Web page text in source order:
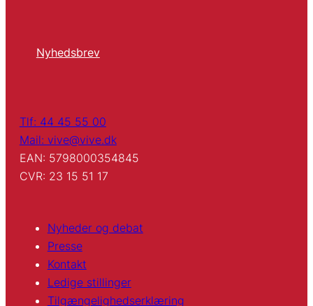
Nyhedsbrev
Tlf: 44 45 55 00
Mail: vive@vive.dk
EAN: 5798000354845
CVR: 23 15 51 17
Nyheder og debat
Presse
Kontakt
Ledige stillinger
Tilgængelighedserklæring